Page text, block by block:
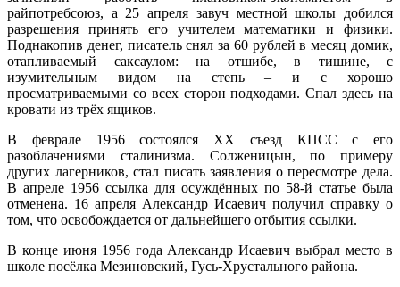
райпотребсоюз, а 25 апреля завуч местной школы добился
разрешения принять его учителем математики и физики.
Поднакопив денег, писатель снял за 60 рублей в месяц домик,
отапливаемый саксаулом: на отшибе, в тишине, с
изумительным видом на степь – и с хорошо
просматриваемыми со всех сторон подходами. Спал здесь на
кровати из трёх ящиков.
В феврале 1956 состоялся XX съезд КПСС с его
разоблачениями сталинизма. Солженицын, по примеру
других лагерников, стал писать заявления о пересмотре дела.
В апреле 1956 ссылка для осуждённых по 58-й статье была
отменена. 16 апреля Александр Исаевич получил справку о
том, что освобождается от дальнейшего отбытия ссылки.
В конце июня 1956 года Александр Исаевич выбрал место в
школе посёлка Мезиновский, Гусь-Хрустального района.